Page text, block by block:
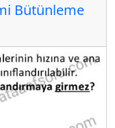
Bütünleme